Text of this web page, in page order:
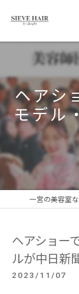
ヘアシ
モデル
ヘアショー
ルが中日新
2023/11/07